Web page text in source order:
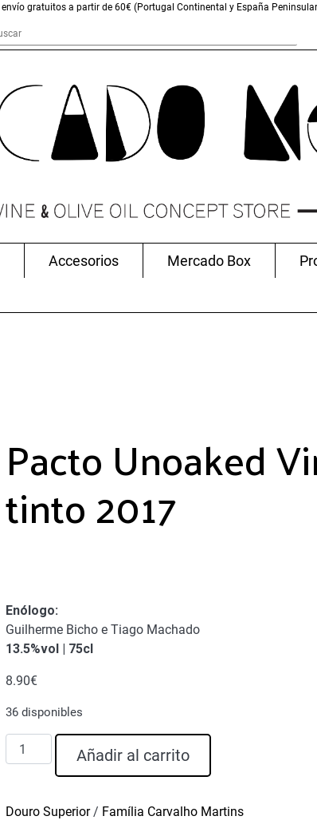
envío gratuitos a partir de 60€ (Portugal Continental y España
Accesorios Mercado Box
Pacto Unoaked
tinto 2017
Enólogo:
Guilherme Bicho e Tiago Machado
13.5%vol | 75cl
8.90€
36 disponibles
Pacto
Unoaked
2017
Añadir al carrito
Douro Superior/ Família Carvalho Martins